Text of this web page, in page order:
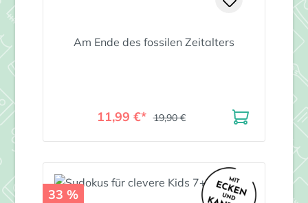
Am Ende des fossilen Zeitalters
11,99 €* 19,90 €
33 %